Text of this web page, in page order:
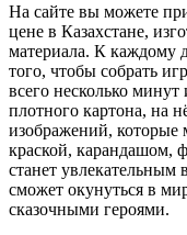
На сайте вы можете
цене в Казахстане,
материала. К каждому
того, чтобы собрать
всего несколько
плотного картона, на
изображений, которые
краской, карандашом,
станет
сможет окунуться в
сказочными героями.